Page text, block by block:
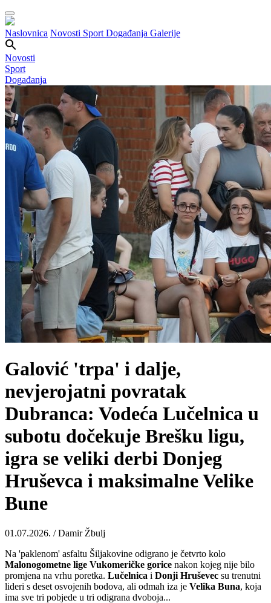
Naslovnica Novosti Sport Događanja Galerije
Novosti
Sport
Događanja
Galović 'trpa' i dalje,
nevjerojatni povratak
Dubranca: Vodeća Lučelnica u
subotu dočekuje Brešku ligu,
igra se veliki derbi Donjeg
Hruševca i maksimalne Velike
Bune
01.07.2026. / Damir Žbulj
Na 'paklenom' asfaltu Šiljakovine odigrano je četvrto kolo
Malonogometne lige Vukomeričke gorice nakon kojeg nije bilo
promjena na vrhu poretka. Lučelnica i Donji Hruševec su trenutni
lideri s deset osvojenih bodova, ali odmah iza je Velika Buna, koja
ima sve tri pobjede u tri odigrana dvoboja...